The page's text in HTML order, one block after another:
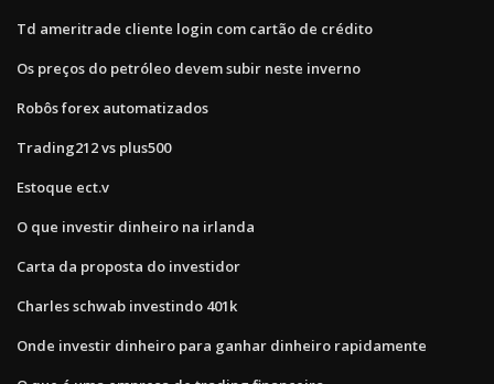
Td ameritrade cliente login com cartão de crédito
Os preços do petróleo devem subir neste inverno
Robôs forex automatizados
Trading212 vs plus500
Estoque ect.v
O que investir dinheiro na irlanda
Carta da proposta do investidor
Charles schwab investindo 401k
Onde investir dinheiro para ganhar dinheiro rapidamente